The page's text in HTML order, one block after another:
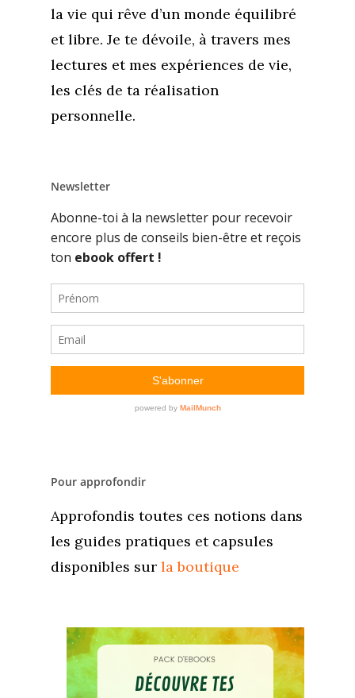
la vie qui rêve d’un monde équilibré
et libre. Je te dévoile, à travers mes
lectures et mes expériences de vie,
les clés de ta réalisation
personnelle.
Newsletter
Pour approfondir
Approfondis toutes ces notions dans
les guides pratiques et capsules
disponibles sur la boutique